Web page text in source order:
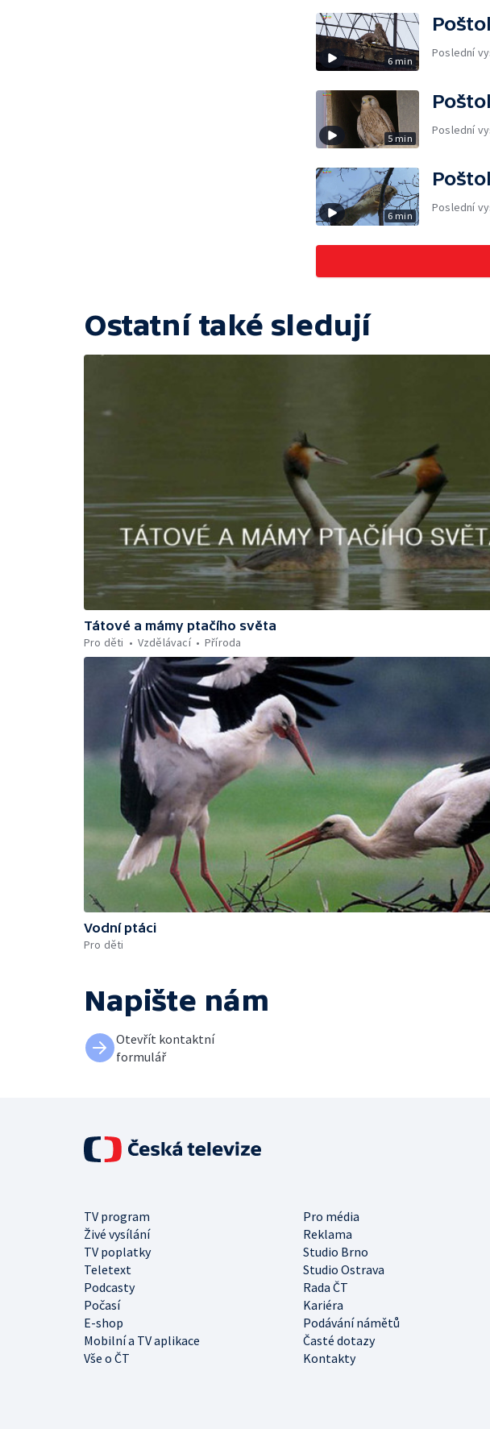
6 min
Poslední
5 min
Poslední
6 min
Poslední
Ostatní také sledují
Tátové a mámy ptačího světa
Pro děti
Vzdělávací Příroda
Vodní ptáci
Pro děti
Napište nám
Otevřít kontaktní
formulář
TV program
Pro média
Živé vysílání
Reklama
TV poplatky
Studio Brno
Teletext
Studio Ostrava
Podcasty
Rada ČT
Počasí
Kariéra
E-shop
Podávání námětů
Mobilní a TV aplikace
Časté dotazy
Vše o ČT
Kontakty